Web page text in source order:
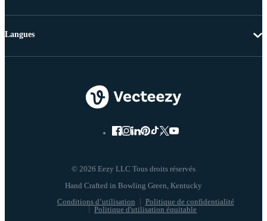
© 2026 Eezy LLC Tous droits réservés
Conditions d’utilisation
Politique de confidentialité
Politique d'utilisation équitable
Langues